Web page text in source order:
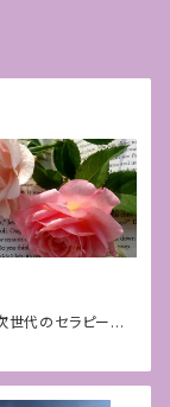
世代のセラピー♡
FAB®︎対面セラピ
かさ〜